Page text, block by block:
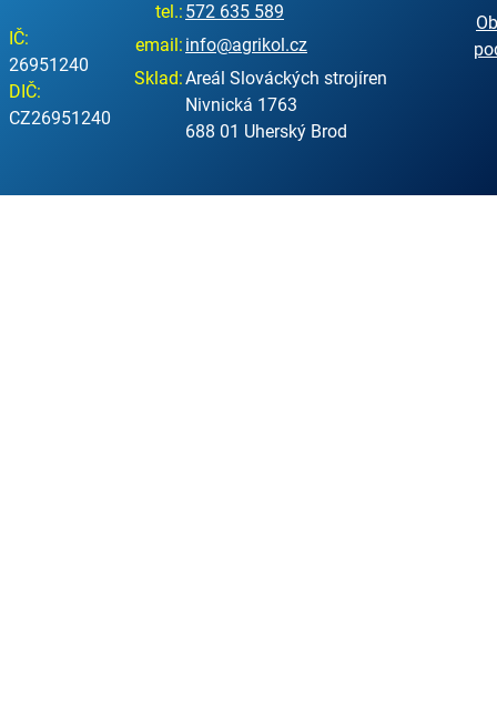
IČ:
26951240
DIČ:
CZ26951240
tel.: 572 635 589
email: info@agrikol.cz
Sklad:Areál Slováckých strojíren
Nivnická 1763
688 01 Uherský Brod